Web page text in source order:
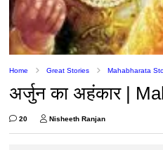
Home Great Stories Mahabharata
अर्जुन का अहंकार |
20 Nisheeth Ranjan